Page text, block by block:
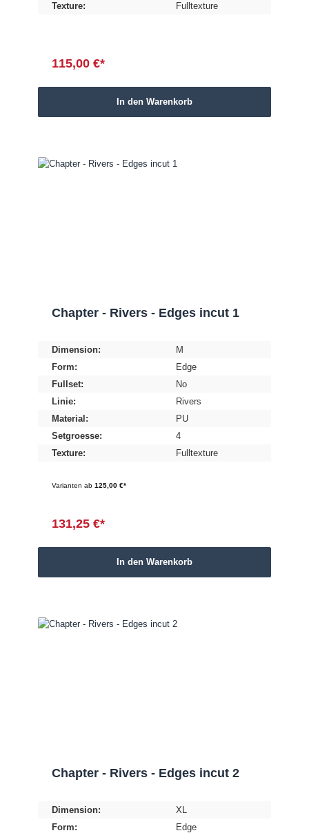
Texture:
Fulltexture
115,00 €*
In den Warenkorb
Chapter - Rivers - Edges incut 1
Dimension:
M
Form:
Edge
Fullset:
No
Linie:
Rivers
Material:
PU
Setgroesse:
4
Texture:
Fulltexture
Varianten ab125,00 €*
131,25 €*
In den Warenkorb
Chapter - Rivers - Edges incut 2
Dimension:
XL
Form:
Edge